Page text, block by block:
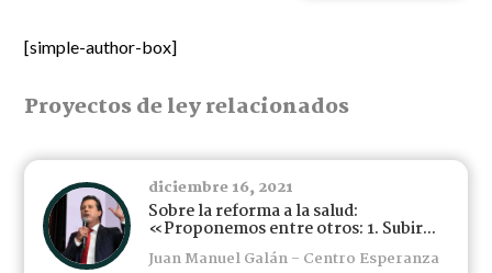
[simple-author-box]
Proyectos de ley relacionados
diciembre 16, 2021
Sobre la reforma a la salud:
«Proponemos entre otros: 1. Subir...
Juan Manuel Galán - Centro Esperanza